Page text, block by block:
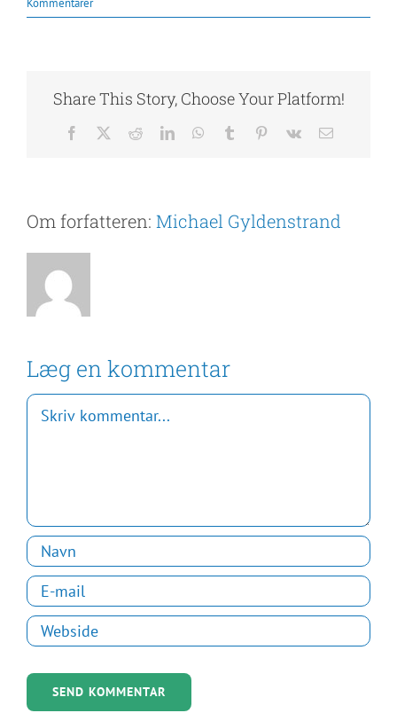
Share This Story, Choose Your Platform!
Facebook RedditLinkedInWhatsApp
Tumblr Pinterest
Vk
E-
Om forfatteren: Michael Gyldenstrand
Læg en kommentar
Comment